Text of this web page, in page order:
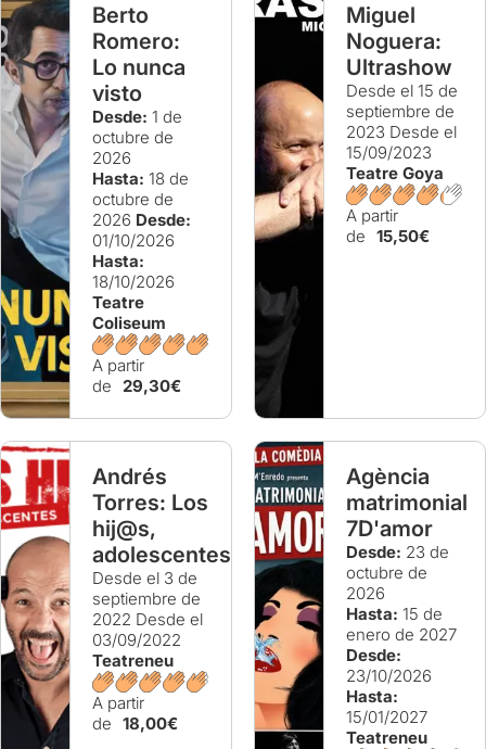
Berto
Romero:
Lo nunca
visto
Desde: 1 de
octubre de
2026
Hasta: 18 de
octubre de
2026 Desde:
01/10/2026
Hasta:
18/10/2026
Teatre
Coliseum
A partir
de
29,30€
Miguel
Noguera:
Ultrashow
Desde el 15 de
septiembre de
2023 Desde el
15/09/2023
Teatre Goya
A partir
de 15,50€
Andrés
Torres: Los
hij@s,
adolescentes
Desde el 3 de
septiembre de
2022 Desde el
03/09/2022
Teatreneu
A partir
de 18,00€
Agència
matrimonial
7D'amor
Desde: 23 de
octubre de
2026
Hasta: 15 de
enero de 2027
Desde:
23/10/2026
Hasta:
15/01/2027
Teatreneu